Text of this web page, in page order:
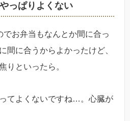
っぱりよくない
お弁当もなんとか間に合っ
間に合うからよかったけど、
りといったら。
てよくないですね…。心臓が